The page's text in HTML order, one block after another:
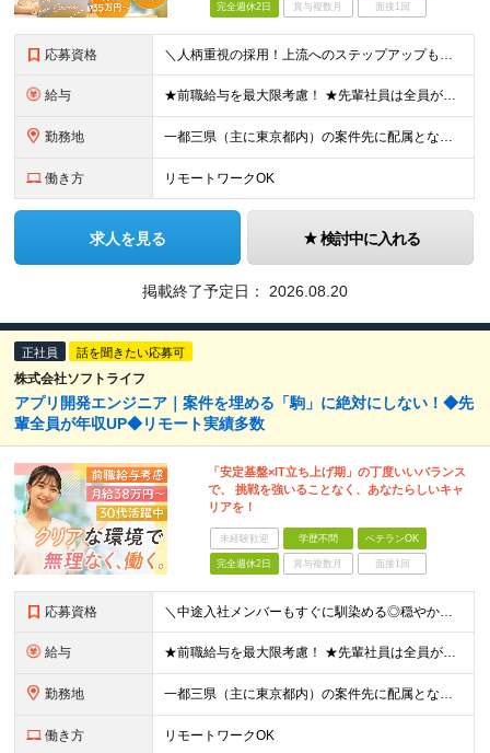
完全週休2日 賞与複数月 面接1回
応募資格 ＼人柄重視の採用！上流へのステップアップも歓迎／ ■何かしらの開発経験（5年目安）をお持ちの方 ■学歴不問 ～このような方にオススメです～ ・上流フェーズへステップアップしたい方 ・安定基盤のもと、
給与 ★前職給与を最大限考慮！ ★先輩社員は全員が年収UP！ ■月給35万円～＋各種手当＋賞与年2回 ※経験、能力を考慮の上、決定致します。 ※上記には固定残業代（19時間分／34,460円～）を含み
勤務地 一都三県（主に東京都内）の案件先に配属となります。 ■東京本社 東京都中央区銀座四丁目8番4号 三原ビルディング（7階） ※(変更の範囲)上記を除く当社関連勤務地
働き方 リモートワークOK
求人を見る 検討中に入れる
掲載終了予定日： 2026.08.20
正社員 話を聞きたい応募可
株式会社ソフトライフ
アプリ開発エンジニア｜案件を埋める「駒」に絶対にしない！◆先
輩全員が年収UP◆リモート実績多数
「安定基盤×IT立ち上げ期」の丁度いいバランス
で、 挑戦を強いることなく、あなたらしいキャ
リアを！
未経験歓迎 学歴不問 ベテランOK
完全週休2日 賞与複数月 面接1回
応募資格 ＼中途入社メンバーもすぐに馴染める◎穏やかな社風／ ■Javaを中心とした開発の実務経験5年以上 ■学歴不問 ～このような方にオススメです～ ・穏やかに働きつつ、組織作りにも関わりたい方 ・安定基盤
給与 ★前職給与を最大限考慮！ ★先輩社員は全員が年収UP！ ■月給38万円～+各種手当+賞与年2回 ※経験、能力を考慮の上、決定致します。 ※上記月給額には固定残業代（19時間分／35,700円～）を含
勤務地 一都三県（主に東京都内）の案件先に配属となります。 ■東京本社 東京都中央区銀座四丁目8番4号 三原ビルディング（7階） ※(変更の範囲)上記を除く当社関連勤務地
働き方 リモートワークOK